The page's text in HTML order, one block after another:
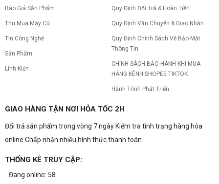
Báo Giá Sản Phẩm
Thu Mua Máy Cũ
Tin Công Nghệ
Sản Phẩm
Linh Kiện
Quy Định Đổi Trả & Hoàn Tiền
Quy Định Vận Chuyển & Giao Nhận
Quy Định Chính Sách Về Bảo Mật
Thông Tin
CHÍNH SÁCH BẢO HÀNH KHI MUA
HÀNG KÊNH SHOPEE TIKTOK
Hành Trình Phát Triển
GIAO HÀNG TẬN NƠI HỎA TỐC 2H
Đổi trả sản phẩm trong vòng 7 ngày Kiểm tra tình trạng hàng hóa
online Chấp nhận nhiều hình thức thanh toán
THỐNG KÊ TRUY CẬP:
Đang online: 58